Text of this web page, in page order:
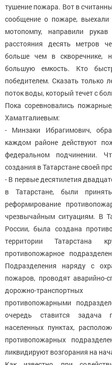
тушение пожара. Вот в
сообщение о пожаре,
мотопомпу, направили
расстояния десять метров
больше чем в скворечнике,
большую емкость. Кто
победителем. Сказать только
поток воды, который течет с
Пока соревновались
Хаматгалиевым:
- Минзаки Ибрагимович,
каждом районе действуют
федеральном подчинении.
создания в Татарстане своей
- В первые десятилетия
в Татарстане, были
реформирование
чрезвычайным ситуациям. В
России, была создана
территории Татарстана
противопожарное
Подразделения наряду с
пожаров, проводят аварийно-
дорожно-
противопожарными
очередь ставится задача
населенных пунктах,
противопожарных
ликвидируют возгорания на